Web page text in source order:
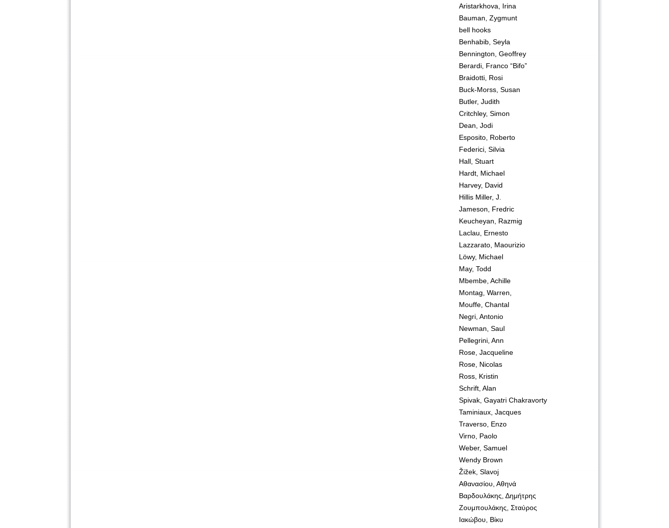
Aristarkhova, Irina
Bauman, Zygmunt
bell hooks
Benhabib, Seyla
Bennington, Geoffrey
Berardi, Franco “Bifo”
Braidotti, Rosi
Buck-Morss, Susan
Butler, Judith
Critchley, Simon
Dean, Jodi
Esposito, Roberto
Federici, Silvia
Hall, Stuart
Hardt, Michael
Harvey, David
Hillis Miller, J.
Jameson, Fredric
Keucheyan, Razmig
Laclau, Ernesto
Lazzarato, Maourizio
Löwy, Michael
May, Todd
Mbembe, Achille
Montag, Warren,
Mouffe, Chantal
Negri, Antonio
Newman, Saul
Pellegrini, Ann
Rose, Jacqueline
Rose, Nicolas
Ross, Kristin
Schrift, Alan
Spivak, Gayatri Chakravorty
Taminiaux, Jacques
Traverso, Enzo
Virno, Paolo
Weber, Samuel
Wendy Brown
Žižek, Slavoj
Αθανασίου, Αθηνά
Βαρδουλάκης, Δημήτρης
Ζουμπουλάκης, Σταύρος
Ιακώβου, Βίκυ